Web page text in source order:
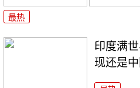
最热
印度满
现还是中